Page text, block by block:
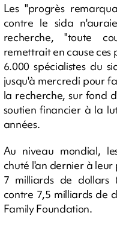
Les "progrès
contre le sida
recherche, "toute
remettrait en cause ces
6.000 spécialistes du
jusqu'à mercredi pour
la recherche, sur fond
soutien financier à la
années.
Au niveau mondial,
chuté l'an dernier à leur
7 milliards de dollars
contre 7,5 milliards de
Family Foundation.